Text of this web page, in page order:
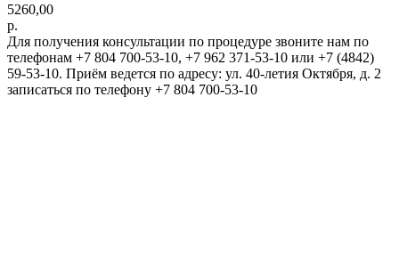
5260,00
р.
Для получения консультации по процедуре звоните нам по
телефонам +7 804 700-53-10, +7 962 371-53-10 или +7 (4842)
59-53-10. Приём ведется по адресу: ул. 40-летия Октября, д. 2
записаться по телефону +7 804 700-53-10